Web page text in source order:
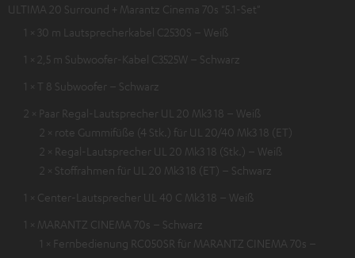
ULTIMA 20 Surround + Marantz Cinema 70s "5.1-Set"
1 × 30 m Lautsprecherkabel C2530S – Weiß
1 × 2,5 m Subwoofer-Kabel C3525W – Schwarz
1 × T 8 Subwoofer – Schwarz
2 × Paar Regal-Lautsprecher UL 20 Mk3 18 – Weiß
2 × rote Gummifüße (4 Stk.) für UL 20/40 Mk3 18 (ET)
2 × Regal-Lautsprecher UL 20 Mk3 18 (Stk.) – Weiß
2 × Stoffrahmen für UL 20 Mk3 18 (ET) – Schwarz
1 × Center-Lautsprecher UL 40 C Mk3 18 – Weiß
1 × MARANTZ CINEMA 70s – Schwarz
1 × Fernbedienung RC050SR für MARANTZ CINEMA 70s –